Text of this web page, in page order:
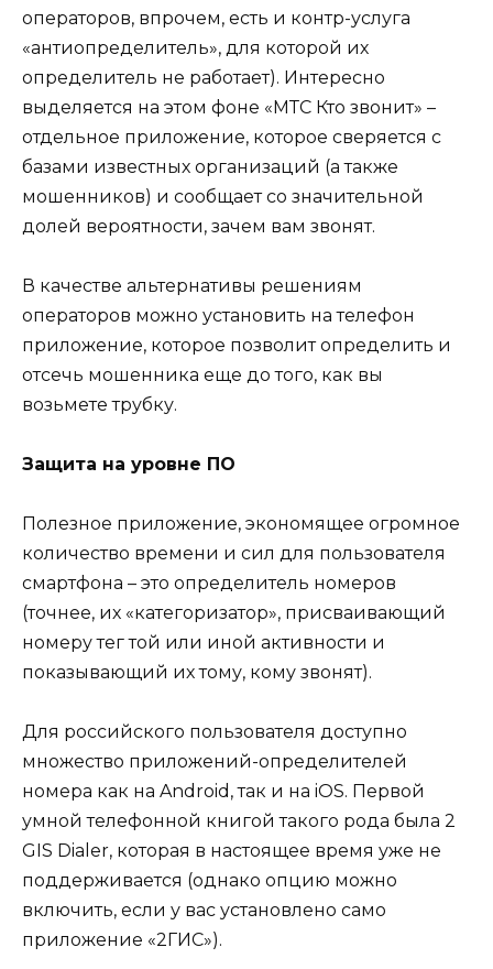
операторов, впрочем, есть и контр-услуга
«антиопределитель», для которой их
определитель не работает). Интересно
выделяется на этом фоне «МТС Кто звонит» –
отдельное приложение, которое сверяется с
базами известных организаций (а также
мошенников) и сообщает со значительной
долей вероятности, зачем вам звонят.
В качестве альтернативы решениям
операторов можно установить на телефон
приложение, которое позволит определить и
отсечь мошенника еще до того, как вы
возьмете трубку.
Защита на уровне ПО
Полезное приложение, экономящее огромное
количество времени и сил для пользователя
смартфона – это определитель номеров
(точнее, их «категоризатор», присваивающий
номеру тег той или иной активности и
показывающий их тому, кому звонят).
Для российского пользователя доступно
множество приложений-определителей
номера как на Android, так и на iOS. Первой
умной телефонной книгой такого рода была 2
GIS Dialer, которая в настоящее время уже не
поддерживается (однако опцию можно
включить, если у вас установлено само
приложение «2ГИС»).